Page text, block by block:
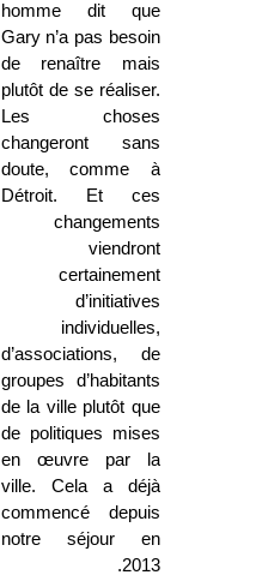
homme dit que
Gary n’a pas besoin
de renaître mais
plutôt de se réaliser.
Les choses
changeront sans
doute, comme à
Détroit. Et ces
changements
viendront
certainement
d’initiatives
individuelles,
d’associations, de
groupes d’habitants
de la ville plutôt que
de politiques mises
en œuvre par la
ville. Cela a déjà
commencé depuis
notre séjour en
2013.